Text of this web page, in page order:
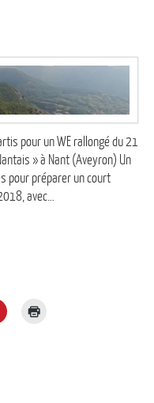
pour un WE rallongé du 21
» à Nant (Aveyron) Un
pour préparer un court
avec…